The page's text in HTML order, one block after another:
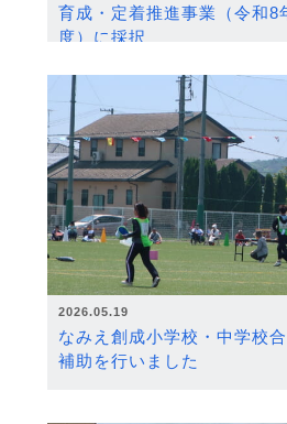
育成・定着推進事業（令和8
度）に採択
2026.05.19
なみえ創成小学校・中学校
補助を行いました